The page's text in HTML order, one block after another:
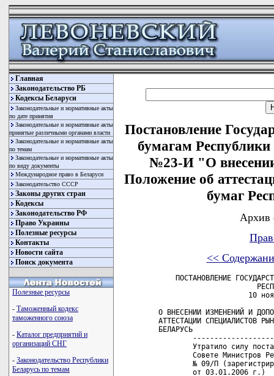
Главная
Законодательство РБ
Кодексы Беларуси
Законодательные и нормативные акты
по дате принятия
Законодательные и нормативные акты
принятые различными органами власти
Законодательные и нормативные акты
по темам
Законодательные и нормативные акты
по виду документы
Международное право в Беларуси
Законодательство СССР
Законы других стран
Кодексы
Законодательство РФ
Право Украины
Полезные ресурсы
Контакты
Новости сайта
Поиск документа
Полезные ресурсы
- Таможенный кодекс
таможенного союза
- Каталог предприятий и
организаций СНГ
- Законодательство Республики
Беларусь по темам
Постановление
бумагам Республики
№23-И "О
Положение об
бумаг
Архив
<<
ПОСТАНОВЛЕНИЕ
10
О ВНЕСЕНИИ ИЗМЕНЕНИЙ И
АТТЕСТАЦИИ СПЕЦИАЛИСТОВ
БЕЛАРУСЬ
Утратило силу
Совете Министров
№ 09/П
от 03.01.2006